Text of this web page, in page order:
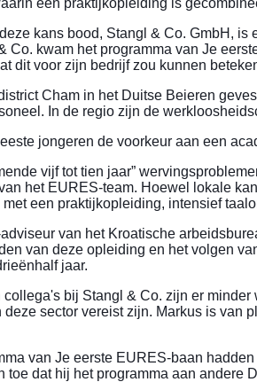
kans bood, Stangl & Co. GmbH,
Co. kwam het programma van Je
dit voor zijn bedrijf zou kunnen
Cham in het Duitse Beieren
In de regio zijn de
jongeren de voorkeur aan een
vijf tot tien jaar”
het EURES-team. Hoewel lokale
met een praktijkopleiding, intensief
van het Kroatische
van deze opleiding en het volgen
jaar.
collega's bij Stangl & Co. zijn er
sector vereist zijn. Markus is van
van Je eerste EURES-baan
toe dat hij het programma aan andere